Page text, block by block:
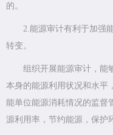
的。
2.能源审计有利于加强
转变。
组织开展能源审计，能
本身的能源利用状况和水平
能单位能源消耗情况的监督
源利用率，节约能源，保护